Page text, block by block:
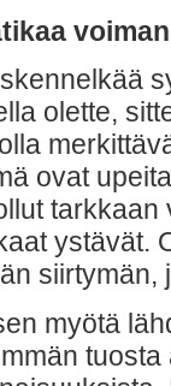
olette,
ovat
tarkkaan
ystävät.
siirtymän,
myötä